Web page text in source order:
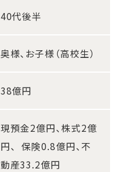
40代後半
奥様、お子様（高校生）
38億円
現預金2億円、株式2億
円、 保険0.8億円、不
動産33.2億円